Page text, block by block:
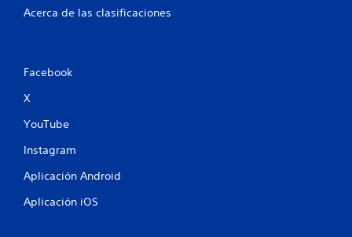
Acerca de las clasificaciones
Facebook
X
YouTube
Instagram
Aplicación Android
Aplicación iOS